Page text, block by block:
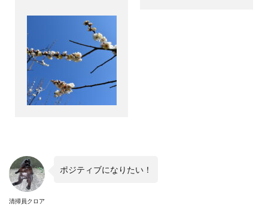
清掃員クロア
ポジティブになりたい！